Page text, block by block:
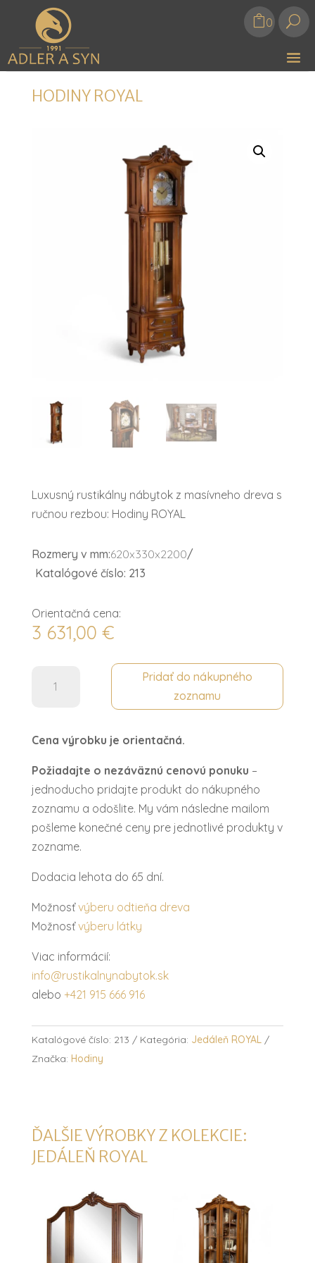
0 U
HODINY ROYAL
Luxusný rustikálny nábytok z masívneho dreva s
ručnou rezbou: Hodiny ROYAL
Rozmery v mm:620x330x2200/
Katalógové číslo: 213
Orientačná cena:
3 631,00 €
Hodiny
Pridať do nákupného
zoznamu
Cena výrobku je orientačná.
Požiadajte o nezáväznú cenovú ponuku –
jednoducho pridajte produkt do nákupného
zoznamu a odošlite. My vám následne mailom
pošleme konečné ceny pre jednotlivé produkty v
zozname.
Dodacia lehota do 65 dní.
Možnosťvýberu odtieňa dreva
Možnosťvýberu látky
Viac informácií:
info@rustikalnynabytok.sk
alebo +421 915 666 916
Katalógové číslo: 213 Kategória: Jedáleň ROYAL
Značka: Hodiny
ĎALŠIE VÝROBKY Z KOLEKCIE:
JEDÁLEŇ ROYAL